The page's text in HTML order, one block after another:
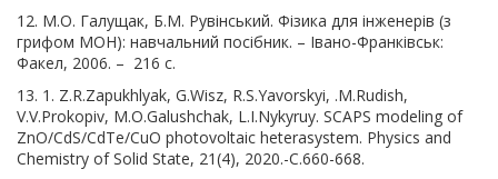
12. М.О. Галущак, Б.М. Рувінський. Фізика для інженерів (з
грифом МОН): навчальний посібник. – Івано-Франківськ:
Факел, 2006. – 216 с.
13. 1. Z.R.Zapukhlyak, G.Wisz, R.S.Yavorskyi, .M.Rudish,
V.V.Prokopiv, M.O.Galushchak, L.I.Nykyruy. SCAPS modeling of
ZnO/CdS/CdTe/CuO photovoltaic heterasystem. Physics and
Chemistry of Solid State, 21(4), 2020.-С.660-668.